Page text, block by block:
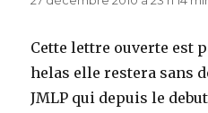
Cette lettre ouverte est
helas elle restera sans
JMLP qui depuis le